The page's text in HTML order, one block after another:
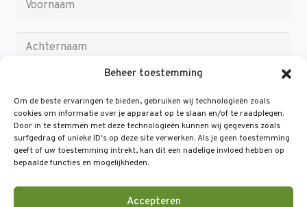
Beheer toestemming
Om de beste ervaringen te bieden, gebruiken wij technologieën zoals
cookies om informatie over je apparaat op te slaan en/of te raadplegen.
Door in te stemmen met deze technologieën kunnen wij gegevens zoals
surfgedrag of unieke ID's op deze site verwerken. Als je geen toestemming
geeft of uw toestemming intrekt, kan dit een nadelige invloed hebben op
bepaalde functies en mogelijkheden.
Accepteren
Help